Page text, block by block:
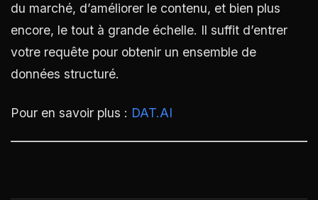
du marché, d’améliorer le contenu, et bien plus
encore, le tout à grande échelle. Il suffit d’entrer
votre requête pour obtenir un ensemble de
données structuré.
Pour en savoir plus : DAT.AI